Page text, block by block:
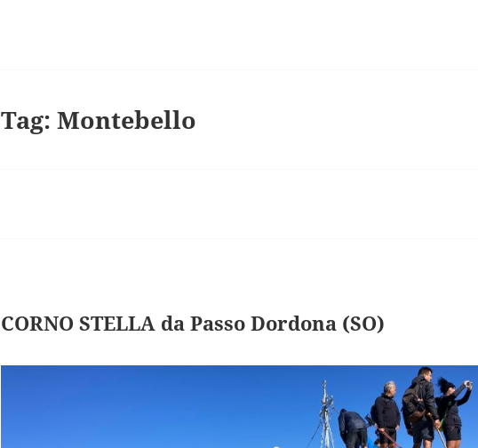
Tag:Montebello
CORNO STELLA da Passo Dordona (SO)